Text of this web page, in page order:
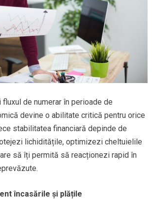
de numerar în perioade de
devine o abilitate critică pentru orice
stabilitatea financiară depinde de
lichiditățile, optimizezi cheltuielile
să îți permită să reacționezi rapid în
încasările și plățile